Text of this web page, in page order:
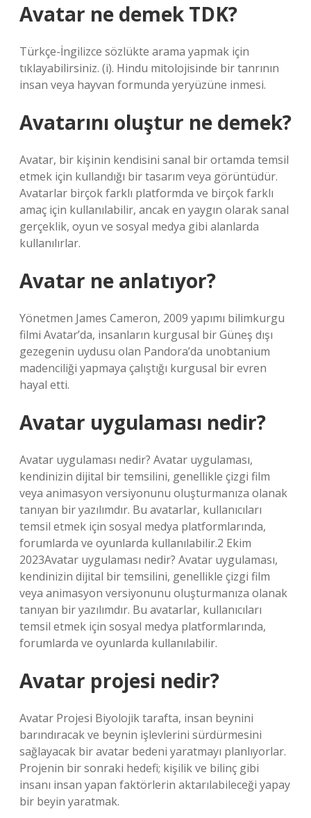
Avatar ne demek TDK?
Türkçe-İngilizce sözlükte arama yapmak için
tıklayabilirsiniz. (i). Hindu mitolojisinde bir tanrının
insan veya hayvan formunda yeryüzüne inmesi.
Avatarını oluştur ne demek?
Avatar, bir kişinin kendisini sanal bir ortamda temsil
etmek için kullandığı bir tasarım veya görüntüdür.
Avatarlar birçok farklı platformda ve birçok farklı
amaç için kullanılabilir, ancak en yaygın olarak sanal
gerçeklik, oyun ve sosyal medya gibi alanlarda
kullanılırlar.
Avatar ne anlatıyor?
Yönetmen James Cameron, 2009 yapımı bilimkurgu
filmi Avatar’da, insanların kurgusal bir Güneş dışı
gezegenin uydusu olan Pandora’da unobtanium
madenciliği yapmaya çalıştığı kurgusal bir evren
hayal etti.
Avatar uygulaması nedir?
Avatar uygulaması nedir? Avatar uygulaması,
kendinizin dijital bir temsilini, genellikle çizgi film
veya animasyon versiyonunu oluşturmanıza olanak
tanıyan bir yazılımdır. Bu avatarlar, kullanıcıları
temsil etmek için sosyal medya platformlarında,
forumlarda ve oyunlarda kullanılabilir.2 Ekim
2023Avatar uygulaması nedir? Avatar uygulaması,
kendinizin dijital bir temsilini, genellikle çizgi film
veya animasyon versiyonunu oluşturmanıza olanak
tanıyan bir yazılımdır. Bu avatarlar, kullanıcıları
temsil etmek için sosyal medya platformlarında,
forumlarda ve oyunlarda kullanılabilir.
Avatar projesi nedir?
Avatar Projesi Biyolojik tarafta, insan beynini
barındıracak ve beynin işlevlerini sürdürmesini
sağlayacak bir avatar bedeni yaratmayı planlıyorlar.
Projenin bir sonraki hedefi; kişilik ve bilinç gibi
insanı insan yapan faktörlerin aktarılabileceği yapay
bir beyin yaratmak.